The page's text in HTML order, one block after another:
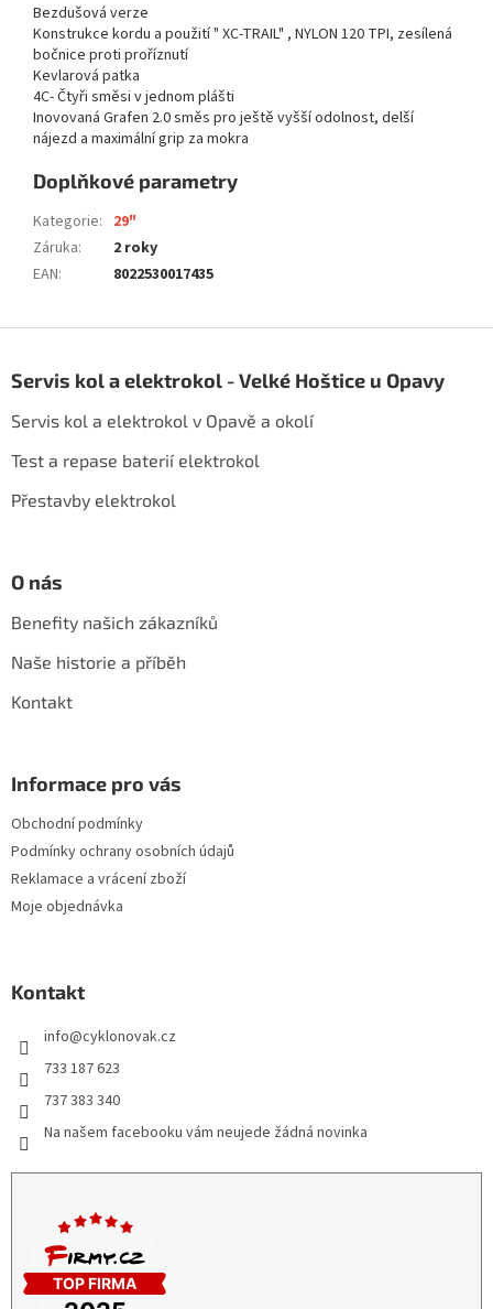
Bezdušová verze
Konstrukce kordu a použití " XC-TRAIL" , NYLON 120 TPI, zesílená
bočnice proti proříznutí
Kevlarová patka
4C- Čtyři směsi v jednom plášti
Inovovaná Grafen 2.0 směs pro ještě vyšší odolnost, delší
nájezd a maximální grip za mokra
Doplňkové parametry
Kategorie: 29"
Záruka:
2 roky
EAN: 8022530017435
pServis kol a elektrokol - Velké Hoštice u Opavy
Servis kol a elektrokol v Opavě a okolí
Test a repase baterií elektrokol
Přestavby elektrokol
O nás
Benefity našich zákazníků
Naše historie a příběh
Kontakt
Informace pro vás
Obchodní podmínky
Podmínky ochrany osobních údajů
Reklamace a vrácení zboží
Moje objednávka
Kontakt
info@cyklonovak.cz
733 187 623
737 383 340
Na našem facebooku vám neujede žádná novinka